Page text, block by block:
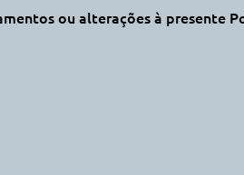
ou alterações à presente